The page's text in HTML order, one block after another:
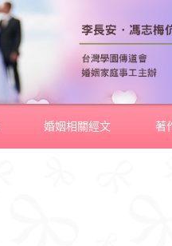
婚姻相關經文 著